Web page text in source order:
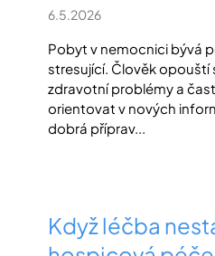
6.5.2026
Pobyt v nemocnici bývá
stresující. Člověk opouští
zdravotní problémy a
orientovat v nových
dobrá příprav...
Když léčba